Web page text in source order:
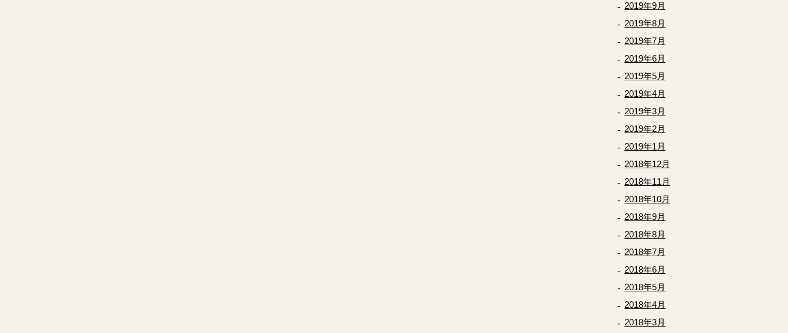
2019年9月
2019年8月
2019年7月
2019年6月
2019年5月
2019年4月
2019年3月
2019年2月
2019年1月
2018年12月
2018年11月
2018年10月
2018年9月
2018年8月
2018年7月
2018年6月
2018年5月
2018年4月
2018年3月